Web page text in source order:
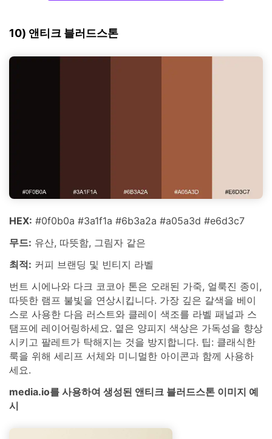
10) 앤티크 블러드스톤
HEX: #0f0b0a #3a1f1a #6b3a2a #a05a3d #e6d3c7
무드: 유산, 따뜻함, 그림자 같은
최적: 커피 브랜딩 및 빈티지 라벨
번트 시에나와 다크 코코아 톤은 오래된 가죽, 얼룩진 종이,
따뜻한 램프 불빛을 연상시킵니다. 가장 깊은 갈색을 베이
스로 사용한 다음 러스트와 클레이 색조를 라벨 패널과 스
탬프에 레이어링하세요. 옅은 양피지 색상은 가독성을 향상
시키고 팔레트가 탁해지는 것을 방지합니다. 팁: 클래식한
룩을 위해 세리프 서체와 미니멀한 아이콘과 함께 사용하
세요.
media.io를 사용하여 생성된 앤티크 블러드스톤 이미지 예
시